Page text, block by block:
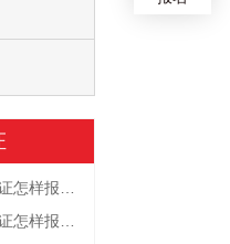
名 附流程
名 附流程